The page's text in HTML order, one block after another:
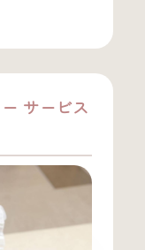
サービス